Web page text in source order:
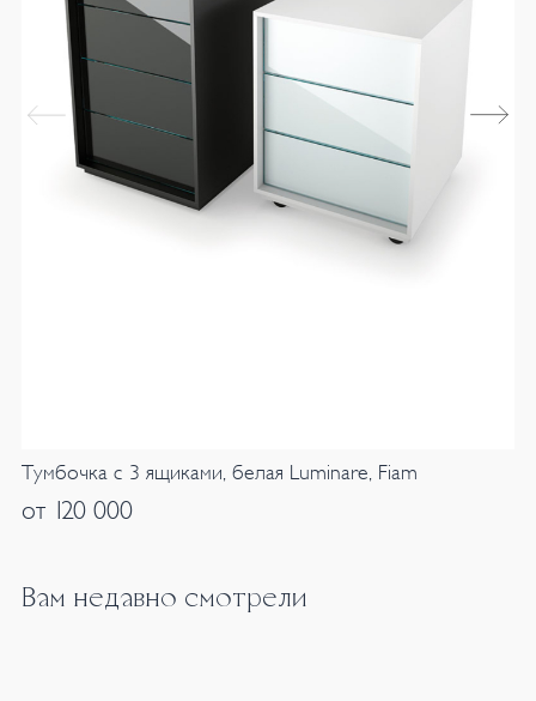
Тумбочка с 3 ящиками, белая Luminare, Fiam
от 120 000
Вам недавно смотрели